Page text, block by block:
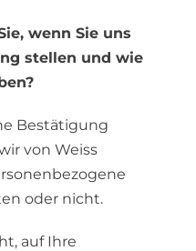
wenn Sie uns
stellen und wie
Bestätigung
von Weiss
oder nicht.
auf Ihre